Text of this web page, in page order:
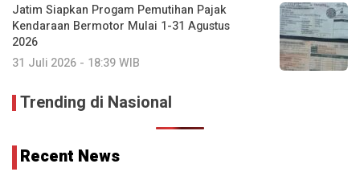
Jatim Siapkan Progam Pemutihan Pajak
Kendaraan Bermotor Mulai 1-31 Agustus
2026
31 Juli 2026 - 18:39 WIB
Trending di Nasional
Recent News